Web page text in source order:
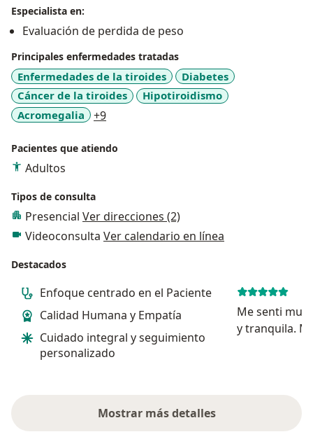
Especialista en:
Evaluación de perdida de peso
Principales enfermedades tratadas
Enfermedades de la tiroides
Diabetes
Cáncer de la tiroides
Hipotiroidismo
Acromegalia
+9a11y_sr_more_diseases
Pacientes que atiendo
Adultos
Tipos de consulta
Presencial Ver direcciones (2)
Videoconsulta Ver calendario en línea
Destacados
Enfoque centrado en el Paciente
Calidad Humana y Empatía
Cuidado integral y seguimiento
personalizado
Me senti muy
y tranquila.
Mostrar más detalles
sobre la experiencia